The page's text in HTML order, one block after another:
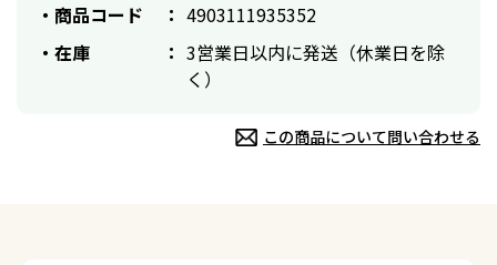
商品コード
4903111935352
在庫
3営業日以内に発送（休業日を除
く）
この商品について問い合わせる